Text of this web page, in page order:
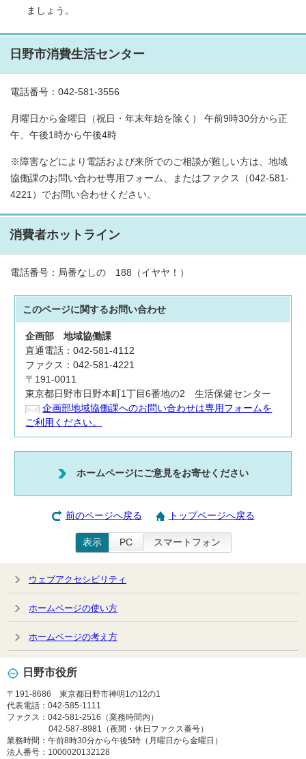
ましょう。
日野市消費生活センター
電話番号：042-581-3556
月曜日から金曜日（祝日・年末年始を除く） 午前9時30分から正
午、午後1時から午後4時
※障害などにより電話および来所でのご相談が難しい方は、地域
協働課のお問い合わせ専用フォーム、またはファクス（042-581-
4221）でお問い合わせください。
消費者ホットライン
電話番号：局番なしの 188（イヤヤ！）
このページに関するお問い合わせ
企画部地域協働課
直通電話：042-581-4112
ファクス：042-581-4221
〒191-0011
東京都日野市日野本町1丁目6番地の2 生活保健センター
企画部地域協働課へのお問い合わせは専用フォームを
ご利用ください。
ホームページにご意見をお寄せください
前のページへ戻る トップページへ戻る
表示 PC スマートフォン
ウェブアクセシビリティ
ホームページの使い方
ホームページの考え方
日野市役所
〒191-8686 東京都日野市神明1の12の1
代表電話：042-585-1111
ファクス：042-581-2516（業務時間内）
042-587-8981（夜間・休日ファクス番号）
業務時間：午前8時30分から午後5時（月曜日から金曜日）
法人番号：1000020132128